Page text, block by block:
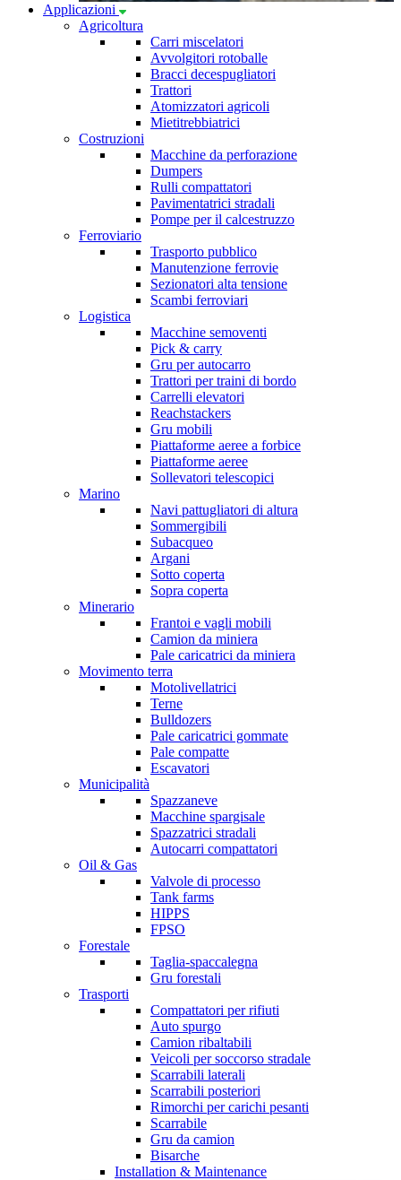
Applicazioni
Agricoltura
Carri miscelatori
Avvolgitori rotoballe
Bracci decespugliatori
Trattori
Atomizzatori agricoli
Mietitrebbiatrici
Costruzioni
Macchine da perforazione
Dumpers
Rulli compattatori
Pavimentatrici stradali
Pompe per il calcestruzzo
Ferroviario
Trasporto pubblico
Manutenzione ferrovie
Sezionatori alta tensione
Scambi ferroviari
Logistica
Macchine semoventi
Pick & carry
Gru per autocarro
Trattori per traini di bordo
Carrelli elevatori
Reachstackers
Gru mobili
Piattaforme aeree a forbice
Piattaforme aeree
Sollevatori telescopici
Marino
Navi pattugliatori di altura
Sommergibili
Subacqueo
Argani
Sotto coperta
Sopra coperta
Minerario
Frantoi e vagli mobili
Camion da miniera
Pale caricatrici da miniera
Movimento terra
Motolivellatrici
Terne
Bulldozers
Pale caricatrici gommate
Pale compatte
Escavatori
Municipalità
Spazzaneve
Macchine spargisale
Spazzatrici stradali
Autocarri compattatori
Oil & Gas
Valvole di processo
Tank farms
HIPPS
FPSO
Forestale
Taglia-spaccalegna
Gru forestali
Trasporti
Compattatori per rifiuti
Auto spurgo
Camion ribaltabili
Veicoli per soccorso stradale
Scarrabili laterali
Scarrabili posteriori
Rimorchi per carichi pesanti
Scarrabile
Gru da camion
Bisarche
Installation & Maintenance